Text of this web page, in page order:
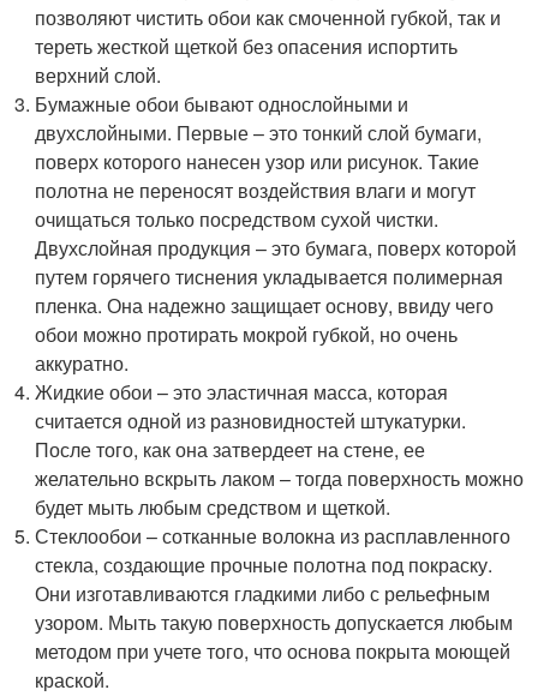
позволяют чистить обои как смоченной губкой, так и
тереть жесткой щеткой без опасения испортить
верхний слой.
Бумажные обои бывают однослойными и
двухслойными. Первые – это тонкий слой бумаги,
поверх которого нанесен узор или рисунок. Такие
полотна не переносят воздействия влаги и могут
очищаться только посредством сухой чистки.
Двухслойная продукция – это бумага, поверх которой
путем горячего тиснения укладывается полимерная
пленка. Она надежно защищает основу, ввиду чего
обои можно протирать мокрой губкой, но очень
аккуратно.
Жидкие обои – это эластичная масса, которая
считается одной из разновидностей штукатурки.
После того, как она затвердеет на стене, ее
желательно вскрыть лаком – тогда поверхность можно
будет мыть любым средством и щеткой.
Стеклообои – сотканные волокна из расплавленного
стекла, создающие прочные полотна под покраску.
Они изготавливаются гладкими либо с рельефным
узором. Мыть такую поверхность допускается любым
методом при учете того, что основа покрыта моющей
краской.